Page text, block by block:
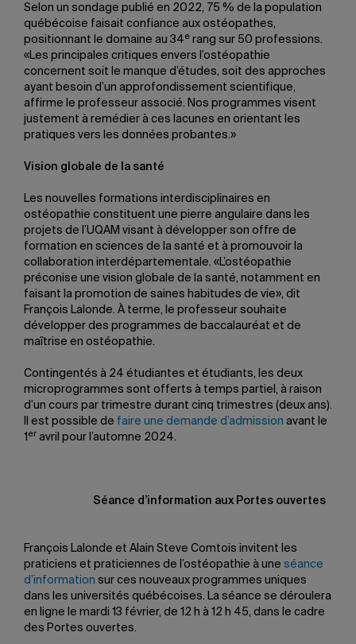
Selon un sondage publié en 2022, 75 % de la population
québécoise faisait confiance aux ostéopathes,
positionnant le domaine au 34 e rang sur 50 professions.
«Les principales critiques envers l’ostéopathie
concernent soit le manque d’études, soit des approches
ayant besoin d’un approfondissement scientifique,
affirme le professeur associé. Nos programmes visent
justement à remédier à ces lacunes en orientant les
pratiques vers les données probantes.»
Vision globale de la santé
Les nouvelles formations interdisciplinaires en
ostéopathie constituent une pierre angulaire dans les
projets de l’UQAM visant à développer son offre de
formation en sciences de la santé et à promouvoir la
collaboration interdépartementale. «L’ostéopathie
préconise une vision globale de la santé, notamment en
faisant la promotion de saines habitudes de vie», dit
François Lalonde. À terme, le professeur souhaite
développer des programmes de baccalauréat et de
maîtrise en ostéopathie.
Contingentés à 24 étudiantes et étudiants, les deux
microprogrammes sont offerts à temps partiel, à raison
d’un cours par trimestre durant cinq trimestres (deux ans).
Il est possible de faire une demande d’admission avant le
1 er avril pour l’automne 2024.
Séance d’information aux Portes ouvertes
François Lalonde et Alain Steve Comtois invitent les
praticiens et praticiennes de l’ostéopathie à une séance
d’information sur ces nouveaux programmes uniques
dans les universités québécoises. La séance se déroulera
en ligne le mardi 13 février, de 12 h à 12 h 45, dans le cadre
des Portes ouvertes.